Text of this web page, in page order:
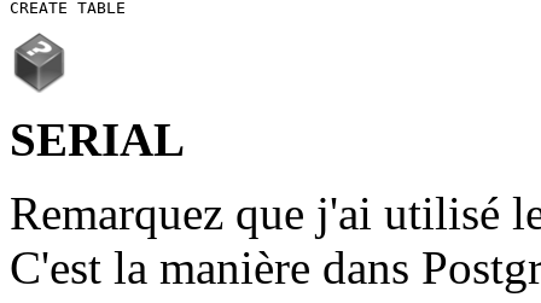
SERIAL
Remarquez que j'ai utilisé
C'est la manière dans